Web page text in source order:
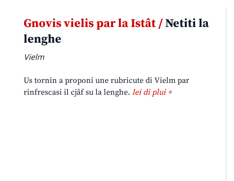
Gnovis vielis par la Istât /Netiti la
lenghe
Vielm
Us tornin a proponi une rubricute di Vielm par
rinfrescasi il cjâf su la lenghe. lei di plui +